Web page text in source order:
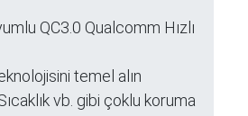
QC3.0 Qualcomm Hızlı
temel alın
vb. gibi çoklu koruma